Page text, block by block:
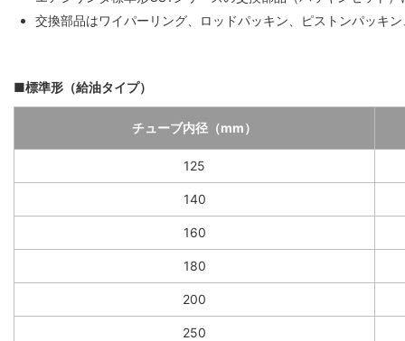
交換部品はワイパーリング、ロッドパッキン、ピストンパッキ
■標準形（給油タイプ）
チューブ内径（mm）
125
140
160
180
200
250